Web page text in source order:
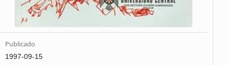
Publicado
1997-09-15